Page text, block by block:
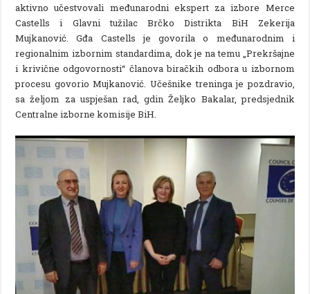
aktivno učestvovali međunarodni ekspert za izbore Merce
Castells i Glavni tužilac Brčko Distrikta BiH Zekerija
Mujkanović. Gđa Castells je govorila o međunarodnim i
regionalnim izbornim standardima, dok je na temu „Prekršajne
i krivične odgovornosti“ članova biračkih odbora u izbornom
procesu govorio Mujkanović. Učešnike treninga je pozdravio,
sa željom za uspješan rad, gdin Željko Bakalar, predsjednik
Centralne izborne komisije BiH.